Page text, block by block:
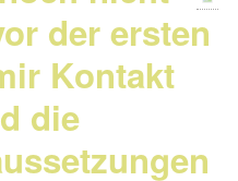
der ersten
Kontakt
die